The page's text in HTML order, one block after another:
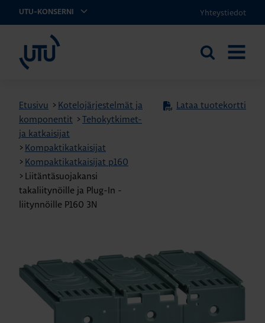
UTU-KONSERNI Yhteystiedot
Etsi
Etusivu > Kotelojärjestelmät ja
komponentit >Tehokytkimet-
ja katkaisijat
> Kompaktikatkaisijat
> Kompaktikatkaisijat p160
> Liitäntäsuojakansi
takaliitynöille ja Plug-In -
liitynnöille P160 3N
Lataa tuotekortti